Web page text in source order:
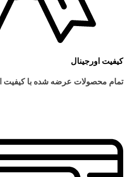
کیفیت اورجینال
تمام محصولات عرضه شده با کیفیت